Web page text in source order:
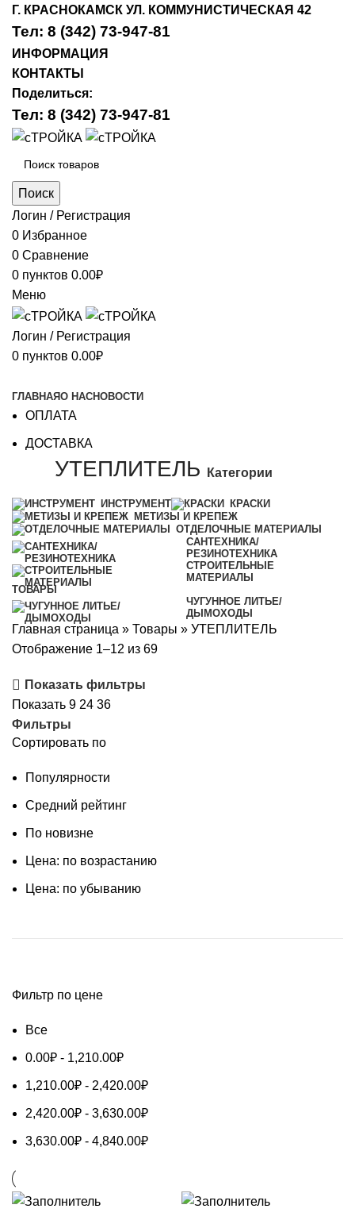
Г. КРАСНОКАМСК УЛ. КОММУНИСТИЧЕСКАЯ 42
Тел: 8 (342) 73-947-81
ИНФОРМАЦИЯ
КОНТАКТЫ
Поделиться:
Тел: 8 (342) 73-947-81
Поиск
Логин / Регистрация
0 Избранное
0 Сравнение
0 пунктов 0.00₽
Меню
Логин / Регистрация
0 пунктов 0.00₽
ГЛАВНАЯО НАСНОВОСТИ
ОПЛАТА
ДОСТАВКА
УТЕПЛИТЕЛЬ Категории
ИНСТРУМЕНТ
КРАСКИ
МЕТИЗЫ И КРЕПЕЖ
ОТДЕЛОЧНЫЕ МАТЕРИАЛЫ
САНТЕХНИКА/
РЕЗИНОТЕХНИКА
СТРОИТЕЛЬНЫЕ
МАТЕРИАЛЫ
ТОВАРЫ
ЧУГУННОЕ ЛИТЬЕ/
ДЫМОХОДЫ
Главная страница » Товары » УТЕПЛИТЕЛЬ
Отображение 1–12 из 69
Показать фильтры
Показать 9 24 36
Фильтры
Сортировать по
Популярности
Средний рейтинг
По новизне
Цена: по возрастанию
Цена: по убыванию
Фильтр по цене
Все
0.00₽ - 1,210.00₽
1,210.00₽ - 2,420.00₽
2,420.00₽ - 3,630.00₽
3,630.00₽ - 4,840.00₽